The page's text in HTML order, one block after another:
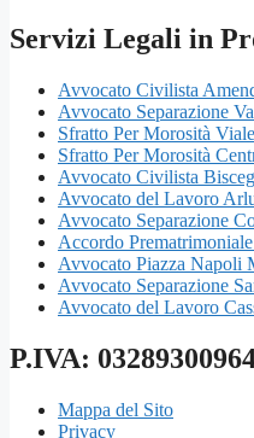
Servizi Legali in
Avvocato Civilista
Avvocato Separazione
Sfratto Per Morosità
Sfratto Per Morosità
Avvocato Civilista
Avvocato del Lavoro
Avvocato Separazione
Accordo
Avvocato Piazza Napoli
Avvocato Separazione
Avvocato del Lavoro
P.IVA:
Mappa del Sito
Privacy